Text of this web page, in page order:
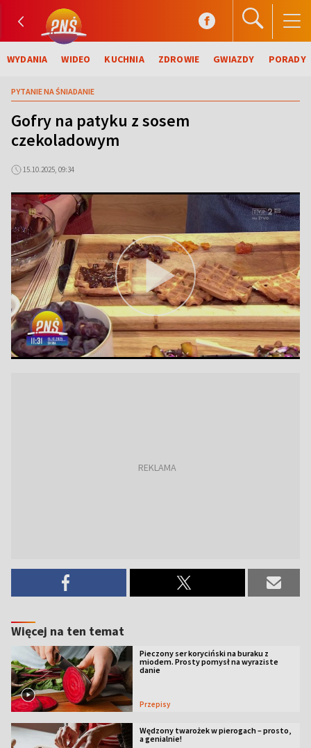
WYDANIA WIDEO KUCHNIA ZDROWIE GWIAZDY PORADY
PYTANIE NA ŚNIADANIE
Gofry na patyku z sosem
czekoladowym
15.10.2025, 09:34
Więcej na ten temat
Pieczony ser koryciński na buraku z
miodem. Prosty pomysł na wyraziste
danie
Przepisy
Wędzony twarożek w pierogach – prosto,
a genialnie!